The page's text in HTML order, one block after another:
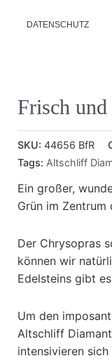
DATENSCHUTZ
Frisch
SKU: 44656 BfR
Tags: Altschliff
Ein großer,
Grün im Zentrum
Der Chrysopras
können wir
Edelsteins gibt
Um den
Altschliff
intensivieren